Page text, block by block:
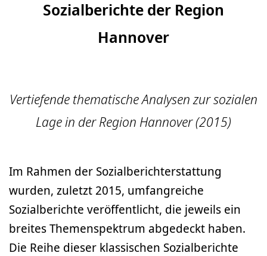
Sozialberichte der Region
Hannover
Vertiefende thematische Analysen zur sozialen
Lage in der Region Hannover (2015)
Im Rahmen der Sozialberichterstattung
wurden, zuletzt 2015, umfangreiche
Sozialberichte veröffentlicht, die jeweils ein
breites Themenspektrum abgedeckt haben.
Die Reihe dieser klassischen Sozialberichte